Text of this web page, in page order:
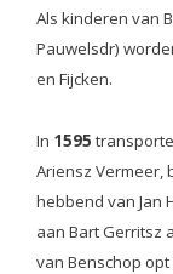
Als kinderen van
Pauwelsdr)
en Fijcken.
In 1595
Ariensz Vermeer,
hebbend van Jan
aan Bart Gerritsz
van Benschop